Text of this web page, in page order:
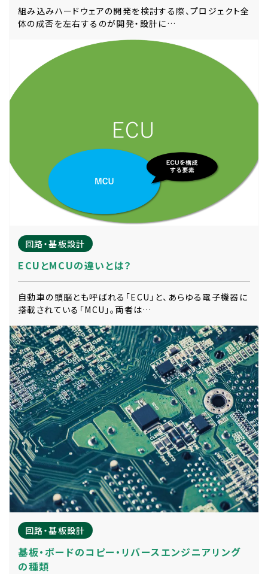
組み込みハードウェアの開発を検討する際、プロジェクト全
体の成否を左右するのが開発・設計に…
回路・基板設計
ECUとMCUの違いとは？
自動車の頭脳とも呼ばれる「ECU」と、あらゆる電子機器に
搭載されている「MCU」。両者は…
回路・基板設計
基板・ボードのコピー・リバースエンジニアリング
の種類